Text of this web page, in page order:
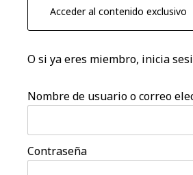
Acceder al contenido exclusivo
O si ya eres miembro, inicia
Nombre de usuario o correo
Contraseña